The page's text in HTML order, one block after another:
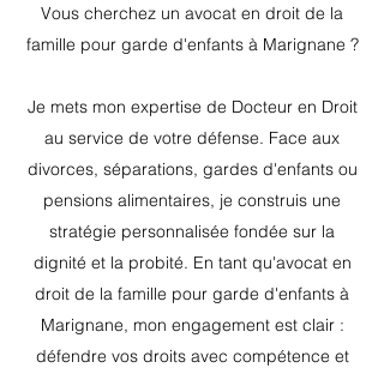
Vous cherchez un avocat en droit de la
famille pour garde d'enfants à Marignane ?
Je mets mon expertise de Docteur en Droit
au service de votre défense. Face aux
divorces, séparations, gardes d'enfants ou
pensions alimentaires, je construis une
stratégie personnalisée fondée sur la
dignité et la probité. En tant qu'avocat en
droit de la famille pour garde d'enfants à
Marignane, mon engagement est clair :
défendre vos droits avec compétence et